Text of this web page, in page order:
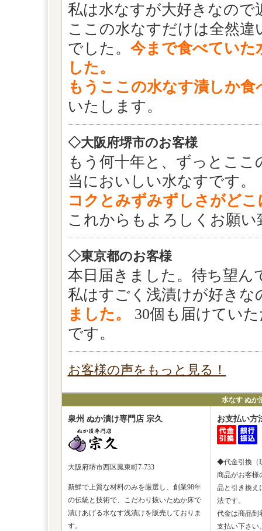
私は水なすが大好きなの
ここの水なすだけは全然
でした。 今まで食べていた
した。
もうここの水なす漬しか食
いたします。
◇大阪府堺市のお客様
もう何十年と、ずっとこ
当においしい水なすです。
コクとみずみずしさがど
これからもよろしくお願い
◇東京都のお客様
本日届きました。待ち望ん
私はすごく浅漬けが好きな
ました。
30個も届けてい
です。
お客様の声をもっと見る！
水なす ぬか
泉州 ぬか漬け専門店 宗久
大阪府堺市西区鳳東町7-733
新鮮で上質な材料のみを厳選し、創業98年
の伝統と技術で、こだわり抜いたぬか床で
漬けあげる水なす浅漬けを販売しておりま
す。
お支払い方
◆代金引換（
商品がお客様
品と引き換え
法です。
代金は商品到
支払い下さい